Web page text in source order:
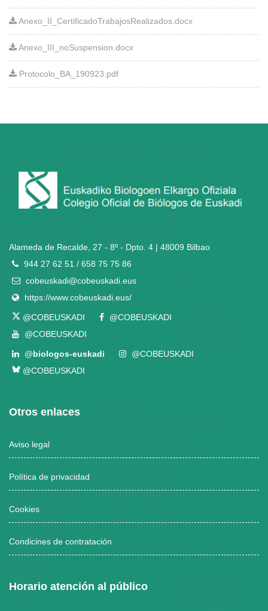
Anexo_II_CertificadoTrabajosRealizados.docx
Anexo_III_noSuspension.docx
Protocolo_BA_190923.pdf
Alameda de Recalde, 27 - 8º - Dpto. 4 | 48009 Bilbao
944 27 62 51 / 658 75 75 86
cobeuskadi@cobeuskadi.eus
https://www.cobeuskadi.eus/
@COBEUSKADI
@COBEUSKADI
@COBEUSKADI
@biologos-euskadi
@COBEUSKADI
@COBEUSKADI
Otros enlaces
Aviso legal
Política de privacidad
Cookies
Condicines de contratación
Horario atención al público